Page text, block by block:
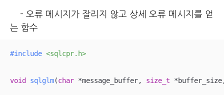
- 오류 메시지가 잘리지 않고 상세 오류 메시지를 얻
는 함수
#include <sqlcpr.h>
void sqlglm(char *message_buffer, size_t